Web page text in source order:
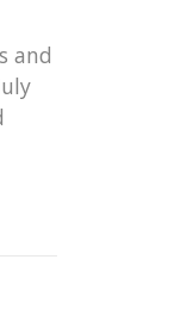
and